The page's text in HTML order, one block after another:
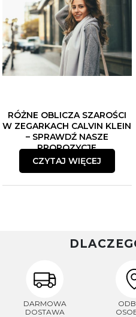
RÓŻNE OBLICZA SZAROŚCI
W ZEGARKACH CALVIN KLEIN
– SPRAWDŹ NASZE
PROPOZYCJE
CZYTAJ WIĘCEJ
DARMOWA
DOSTAWA